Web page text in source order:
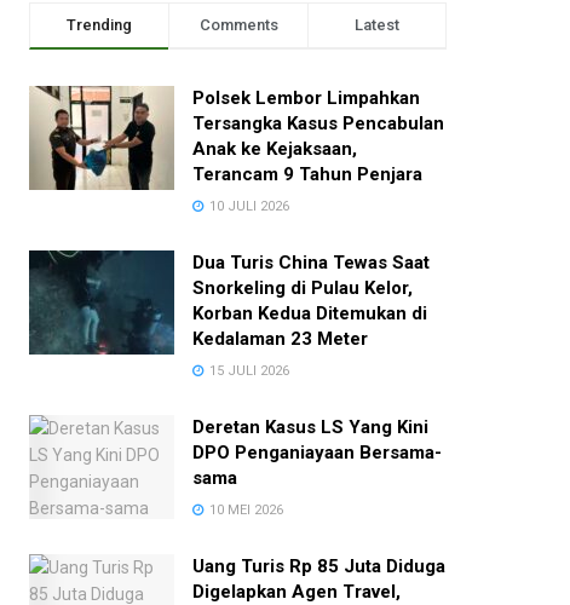
Trending Comments Latest
Polsek Lembor Limpahkan
Tersangka Kasus Pencabulan
Anak ke Kejaksaan,
Terancam 9 Tahun Penjara
10 JULI 2026
Dua Turis China Tewas Saat
Snorkeling di Pulau Kelor,
Korban Kedua Ditemukan di
Kedalaman 23 Meter
15 JULI 2026
Deretan Kasus LS Yang Kini
DPO Penganiayaan Bersama-
sama
10 MEI 2026
Uang Turis Rp 85 Juta Diduga
Digelapkan Agen Travel,